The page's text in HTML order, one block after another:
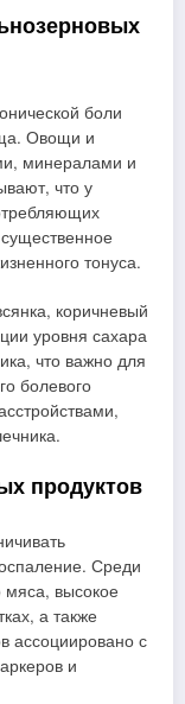
боли
Овощи и
минералами и
что у
тонуса.
коричневый
уровня сахара
что важно для
болевого
продуктов
Среди
мяса, высокое
а также
ассоциировано с
и